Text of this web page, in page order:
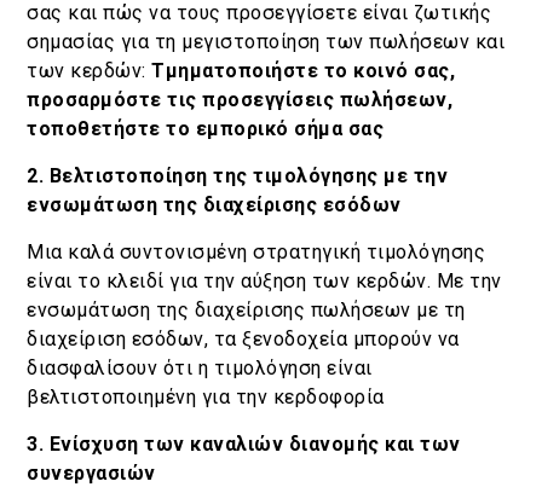
σας και πώς να τους προσεγγίσετε είναι ζωτικής
σημασίας για τη μεγιστοποίηση των πωλήσεων και
των κερδών:Τμηματοποιήστε το κοινό σας,
προσαρμόστε τις προσεγγίσεις πωλήσεων,
τοποθετήστε το εμπορικό σήμα σας
2. Βελτιστοποίηση της τιμολόγησης με την
ενσωμάτωση της διαχείρισης εσόδων
Μια καλά συντονισμένη στρατηγική τιμολόγησης
είναι το κλειδί για την αύξηση των κερδών. Με την
ενσωμάτωση της διαχείρισης πωλήσεων με τη
διαχείριση εσόδων, τα ξενοδοχεία μπορούν να
διασφαλίσουν ότι η τιμολόγηση είναι
βελτιστοποιημένη για την κερδοφορία
3. Ενίσχυση των καναλιών διανομής και των
συνεργασιών